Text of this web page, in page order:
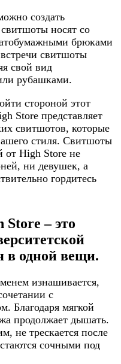
создать
носят со
брюками
свитшоты
свой вид
рубашками.
стороной этот
Store представляет
свитшотов, которые
стиля. Свитшоты
от High Store не
ни девушек, а
гордитесь
– это
в одной вещи.
изнашивается,
с
Благодаря мягкой
продолжает дышать.
не трескается после
сочными под